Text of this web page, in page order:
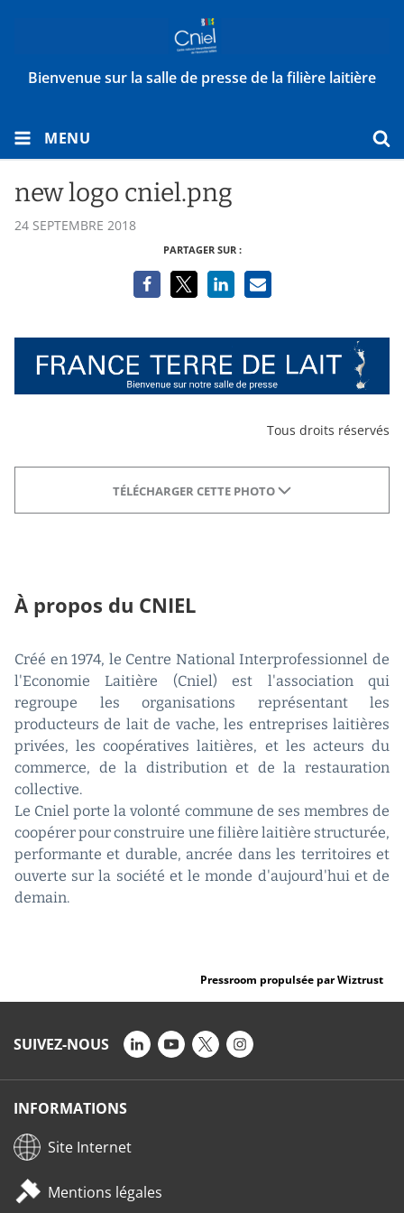
Bienvenue sur la salle de presse de la filière laitière
MENU
new logo cniel.png
24 SEPTEMBRE 2018
PARTAGER SUR :
Tous droits réservés
TÉLÉCHARGER CETTE PHOTO
À propos du CNIEL
Créé en 1974, le Centre National Interprofessionnel de
l'Economie Laitière (Cniel) est l'association qui
regroupe les organisations représentant les
producteurs de lait de vache, les entreprises laitières
privées, les coopératives laitières, et les acteurs du
commerce, de la distribution et de la restauration
collective.
Le Cniel porte la volonté commune de ses membres de
coopérer pour construire une filière laitière structurée,
performante et durable, ancrée dans les territoires et
ouverte sur la société et le monde d'aujourd'hui et de
demain.
Pressroom propulsée par Wiztrust
SUIVEZ-NOUS
INFORMATIONS
Site Internet
Mentions légales